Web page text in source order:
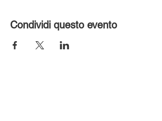
Condividi questo evento